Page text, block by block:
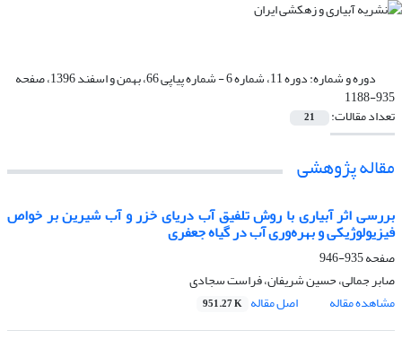
دوره و شماره: دوره 11، شماره 6 - شماره پیاپی 66، بهمن و اسفند 1396، صفحه
935-1188
تعداد مقالات: 21
مقاله پژوهشی
بررسی اثر آبیاری با روش تلفیق آب دریای خزر و آب شیرین بر خواص
فیزیولوژیکی و بهره‌وری آب در گیاه جعفری
صفحه935-946
صابر جمالی، حسین شریفان، فراست سجادی
مشاهده مقاله
اصل مقاله 951.27 K